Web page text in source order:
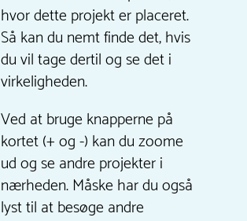
hvor dette projekt er placeret.
Så kan du nemt finde det, hvis
du vil tage dertil og se det i
virkeligheden.
Ved at bruge knapperne på
kortet (+ og -) kan du zoome
ud og se andre projekter i
nærheden. Måske har du også
lyst til at besøge andre